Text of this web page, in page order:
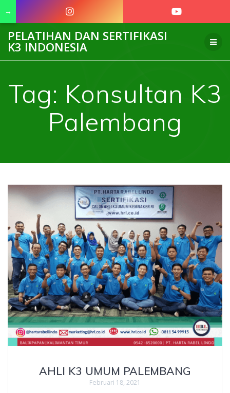
to
PELATIHAN DAN SERTIFIKASI
K3 INDONESIA
Tag: Konsultan K3
Palembang
AHLI K3 UMUM PALEMBANG
Februari 18, 2021
→